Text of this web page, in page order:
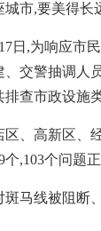
,要美得长远,
,为响应市民
、交警抽调人
排查市政设施
高新区、经
个,103个问题
线被阻断、